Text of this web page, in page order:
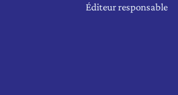
Éditeur responsable